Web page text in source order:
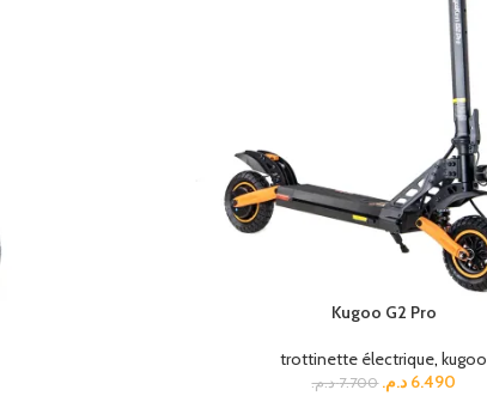
Kugoo G2 Pro
trottinette électrique, kugoo
7.700 د.م. 6.490 د.م.